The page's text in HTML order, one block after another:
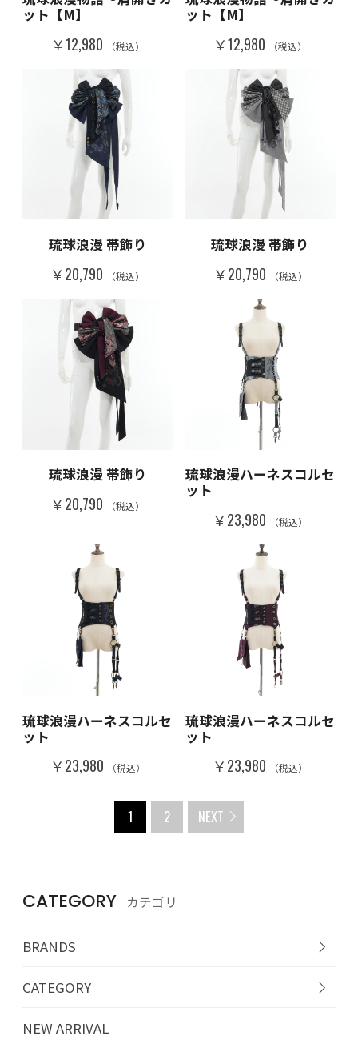
CATEGORY カテゴリ
BRANDS
CATEGORY
NEW ARRIVAL
ット【M】
￥12,980 （税込）
ット【M】
￥12,980 （税込）
琉球浪漫 帯飾り
￥20,790 （税込）
琉球浪漫 帯飾り
￥20,790 （税込）
琉球浪漫 帯飾り
￥20,790 （税込）
琉球浪漫ハーネスコルセ
ット
￥23,980 （税込）
琉球浪漫ハーネスコルセ
ット
￥23,980 （税込）
琉球浪漫ハーネスコルセ
ット
￥23,980 （税込）
1 2 NEXT